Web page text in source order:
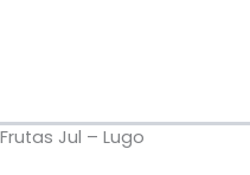
Frutas Jul – Lugo